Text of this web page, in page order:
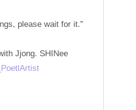
please wait for it.”
Jjong. SHINee